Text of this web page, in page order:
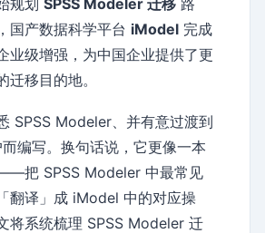
规划 SPSS Modeler 迁移 路
国产数据科学平台 iModel 完成
业级增强，为中国企业提供了更
迁移目的地。
SPSS Modeler、并有意过渡到
编写。换句话说，它更像一本
——把 SPSS Modeler 中最常见
翻译」成 iModel 中的对应操
将系统梳理 SPSS Modeler 迁